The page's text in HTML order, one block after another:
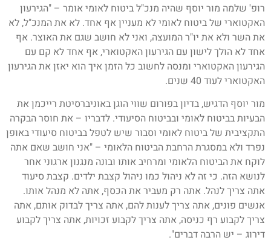
רופ' שלמה מור יוסף שהיה מנכ"ל ביטוח לאומי אומר – "הגירעון
האקטוארי של ביטוח לאומי לא מעניין אף אחד. לא את המנכ"ל, לא
את השר ולא את יו"ר המועצה, ואני לא חושב שגם את האוצר. אף
אחד לא הולך לישון עם הגירעון האקטוארי, אף אחד לא קם עם
הגירעון האקטוארי ומנסה לחשוב כל הזמן איך הוא יאזן את הגירעון
האקטוארי לעוד 40 שנים.
מור יוסף הדגיש, בדיון בפורום שווי הוגן באוניברסיטת רייכמן את
הבעיות בביטוח לאומי ובביטוח הסיעודי. לדבריו – את חוסר הבקרה
התקציבית של ביטוח לאומי וסבור שיש לטפל בביטוח סיעודי באופן
נפרד ולא במסגרת הרחבת הביטוח הלאומי – "אני חושב שאם אתה
לוקח את הביטוח הלאומי ומרחיב אותו ובונה מנגנון ארגוני אחר
לנושא הזה. כי זה לא ניהול כמו ניהול קצבת ילדים. קצבת סיעוד
אתה צריך לנהל. אתה רק מעביר את הכסף, אתה לא מנהל אותו.
אנשים פונים, אתה צריך לענות להם, אתה צריך לבדוק אותם, אתה
צריך לקבוע רף כניסה, אתה צריך לקבוע זכויות, אתה צריך לקבוע
דירוג – יש הרבה דברים".